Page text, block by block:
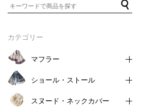
カテゴリー
マフラー
ショール・ストール
スヌード・ネックカバー